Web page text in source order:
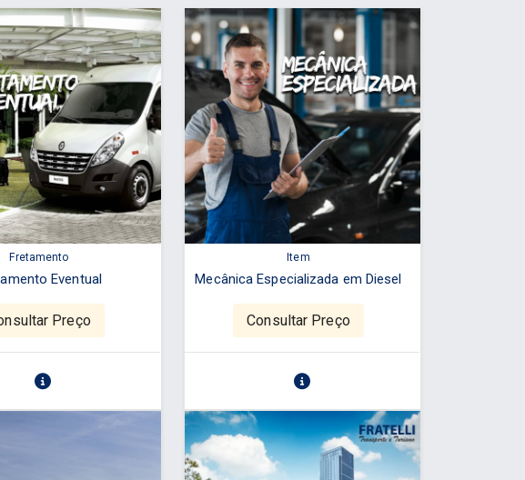
Fretamento
Eventual
Preço
Item
Mecânica Especializada em Diesel
Consultar Preço